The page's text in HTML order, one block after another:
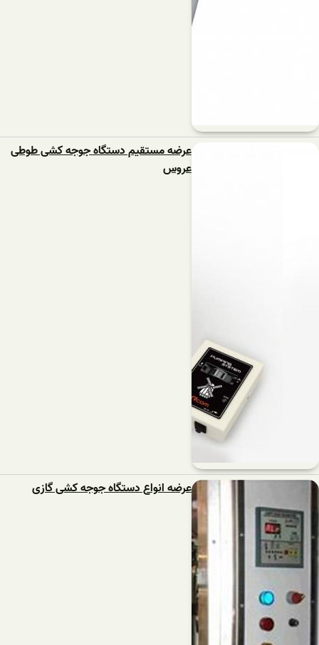
عرضه مستقیم دستگاه جوجه کشی طوطی
عروس
عرضه انواع دستگاه جوجه کشی گازی